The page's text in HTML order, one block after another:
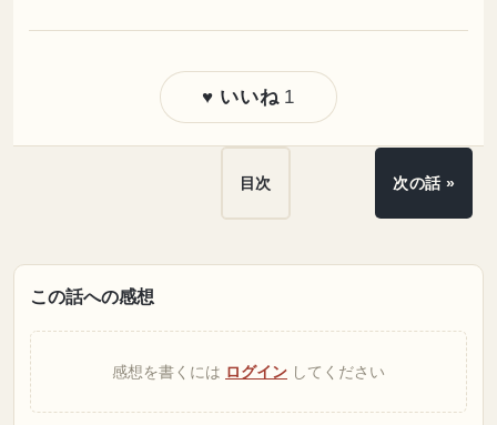
♥ いいね 1
目次 次の話 »
この話への感想
感想を書くには ログイン してください